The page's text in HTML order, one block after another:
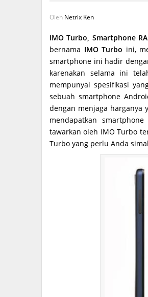
Oleh Netrix Ken
IMO Turbo, Smartphone
bernama IMO Turbo ini,
smartphone ini hadir
karenakan selama ini
mempunyai spesifikasi
sebuah smartphone
dengan menjaga harganya
mendapatkan
tawarkan oleh IMO Turbo
Turbo yang perlu Anda